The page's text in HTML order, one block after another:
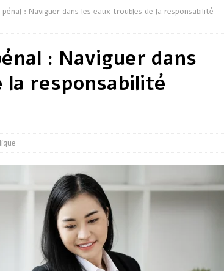
: Naviguer dans les eaux troubles de la responsabilité
: Naviguer dans
la responsabilité